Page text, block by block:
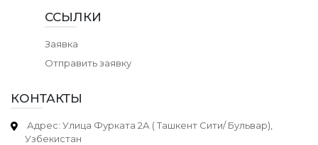
ССЫЛКИ
Заявка
Отправить заявку
КОНТАКТЫ
Адрес: Улица Фурката 2А ( Ташкент Сити/ Бульвар),
Узбекистан